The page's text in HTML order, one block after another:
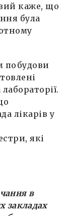
каже, що
була
побудови
лікарів у
які
в
закладах